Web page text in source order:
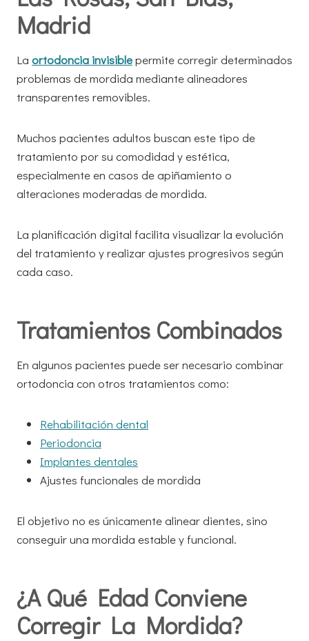
Madrid
La ortodoncia invisiblepermite corregir determinados
problemas de mordida mediante alineadores
transparentes removibles.
Muchos pacientes adultos buscan este tipo de
tratamiento por su comodidad y estética,
especialmente en casos de apiñamiento o
alteraciones moderadas de mordida.
La planificación digital facilita visualizar la evolución
del tratamiento y realizar ajustes progresivos según
cada caso.
Tratamientos Combinados
En algunos pacientes puede ser necesario combinar
ortodoncia con otros tratamientos como:
Rehabilitación dental
Periodoncia
Implantes dentales
Ajustes funcionales de mordida
El objetivo no es únicamente alinear dientes, sino
conseguir una mordida estable y funcional.
¿A Qué Edad Conviene
Corregir La Mordida?